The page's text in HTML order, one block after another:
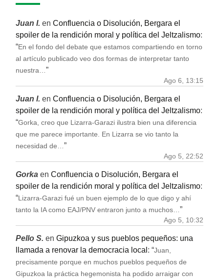
Juan I. en Confluencia o Disolución, Bergara el
spoiler de la rendición moral y política del Jeltzalismo:
“En el fondo del debate que estamos compartiendo en torno
al artículo publicado veo dos formas de interpretar tanto
nuestra…”
Ago 6, 13:15
Juan I. en Confluencia o Disolución, Bergara el
spoiler de la rendición moral y política del Jeltzalismo:
“Gorka, creo que Lizarra-Garazi ilustra bien una diferencia
que me parece importante. En Lizarra se vio tanto la
necesidad de…”
Ago 5, 22:52
Gorka en Confluencia o Disolución, Bergara el
spoiler de la rendición moral y política del Jeltzalismo:
“Lizarra-Garazi fué un buen ejemplo de lo que digo y ahí
tanto la IA como EAJ/PNV entraron junto a muchos…”
Ago 5, 10:32
Pello S. en Gipuzkoa y sus pueblos pequeños: una
llamada a renovar la democracia local : “Juan,
precisamente porque en muchos pueblos pequeños de
Gipuzkoa la práctica hegemonista ha podido arraigar con